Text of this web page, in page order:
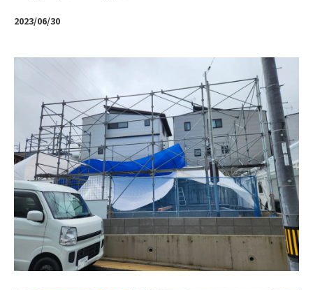
2023/06/30